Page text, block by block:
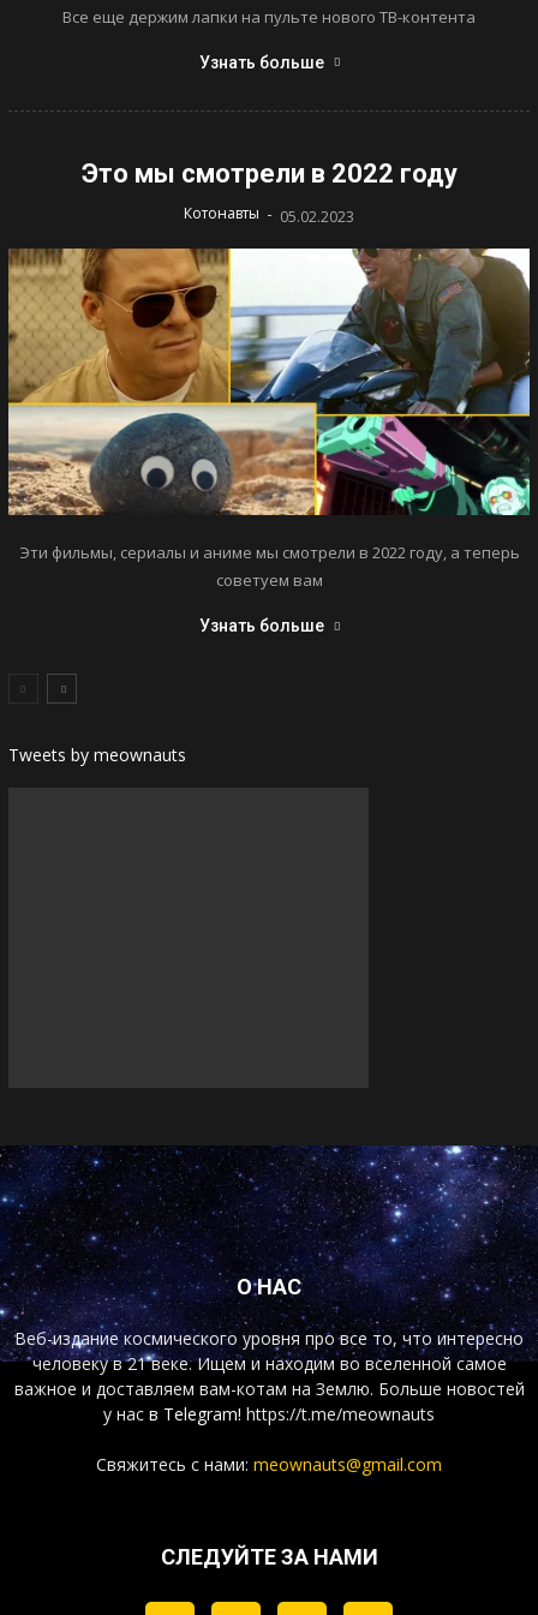
Все еще держим лапки на пульте нового ТВ-контента
Узнать больше
Это мы смотрели в 2022 году
Котонавты - 05.02.2023
Эти фильмы, сериалы и аниме мы смотрели в 2022 году, а теперь
советуем вам
Узнать больше
Tweets by meownauts
О НАС
Веб-издание космического уровня про все то, что интересно
человеку в 21 веке. Ищем и находим во вселенной самое
важное и доставляем вам-котам на Землю. Больше новостей
у нас в Telegram! https://t.me/meownauts
Свяжитесь с нами: meownauts@gmail.com
СЛЕДУЙТЕ ЗА НАМИ